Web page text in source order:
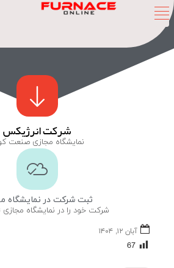
شرکت انرژیکس
نمایشگاه مجازی صنعت
ثبت شرکت در نمایشگاه
شرکت خود را در نمایشگاه مجازی
آبان ۱۲, ۱۴۰۴
67